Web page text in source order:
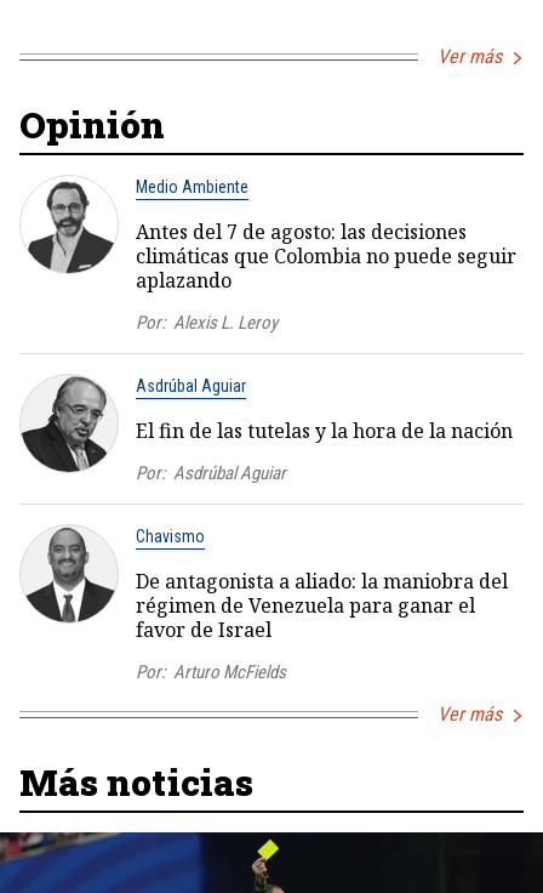
Ver más
Opinión
Medio Ambiente
Antes del 7 de agosto: las decisiones
climáticas que Colombia no puede seguir
aplazando
Por: Alexis L. Leroy
Asdrúbal Aguiar
El fin de las tutelas y la hora de la nación
Por: Asdrúbal Aguiar
Chavismo
De antagonista a aliado: la maniobra del
régimen de Venezuela para ganar el
favor de Israel
Por: Arturo McFields
Ver más
Más noticias